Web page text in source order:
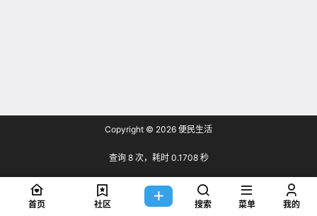
Copyright © 2026 便民生活
查询 8 次，耗时 0.1708 秒
首页 社区 搜索 菜单 我的